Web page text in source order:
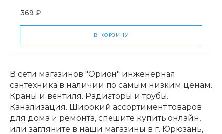
369 ₽
В КОРЗИНУ
В сети магазинов "Орион" инженерная
сантехника в наличии по самым низким ценам.
Краны и вентиля. Радиаторы и трубы.
Канализация. Широкий ассортимент товаров
для дома и ремонта, спешите купить онлайн,
или загляните в наши магазины в г. Юрюзань,